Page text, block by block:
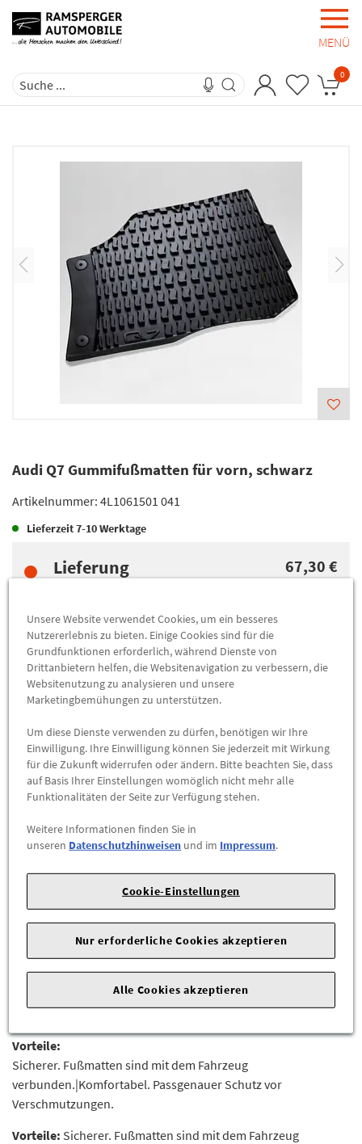
MENÜ
0
Audi Q7 Gummifußmatten für vorn, schwarz
Artikelnummer: 4L1061501 041
Lieferzeit7-10 Werktage
Lieferung 67,30 €
Abholung
Preis inkl.
MwSt.
Abholbar andiesen Standorten
-
ZUM WARENKORB HINZUFÜGEN
Herstellerangaben:AUDI AG |Auto-Union-Str. 1 |
Ingolstadt |
Hochwertiger Schutz vor Nässe und grober Verschmutzung für
den Fahrzeuginnenraum.
Die strapazierfähigen Gummifußmatten lassen sich bei Bedarf
leicht reinigen. Mit den am Fahrzeugboden serienmäßig
vorgesehenen Befestigungspunkten lassen sich die
Fußmatten sicher und rutschfest am Fahrzeugboden
Vorteile:
Sicherer. Fußmatten sind mit dem Fahrzeug
verbunden.|Komfortabel. Passgenauer Schutz vor
Verschmutzungen.
Vorteile: Sicherer. Fußmatten sind mit dem Fahrzeug
Unsere Website verwendet Cookies, um ein besseres
Nutzererlebnis zu bieten. Einige Cookies sind für die
Grundfunktionen erforderlich, während Dienste von
Drittanbietern helfen, die Websitenavigation zu verbessern, die
Websitenutzung zu analysieren und unsere
Marketingbemühungen zu unterstützen.
Um diese Dienste verwenden zu dürfen, benötigen wir Ihre
Einwilligung. Ihre Einwilligung können Sie jederzeit mit Wirkung
für die Zukunft widerrufen oder ändern. Bitte beachten Sie, dass
auf Basis Ihrer Einstellungen womöglich nicht mehr alle
Funktionalitäten der Seite zur Verfügung stehen.
Weitere Informationen finden Sie in
unseren Datenschutzhinweisen und im Impressum.
Cookie-Einstellungen
Nur erforderliche Cookies akzeptieren
Alle Cookies akzeptieren